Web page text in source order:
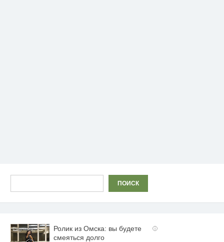
ПОИСК
i
Ролик из Омска: вы будете
смеяться долго